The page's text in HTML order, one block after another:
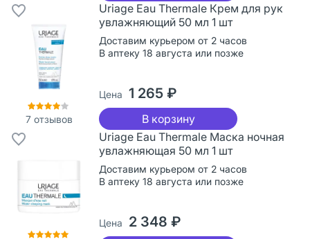
7 отзывов
Uriage Eau Thermale Крем для рук
увлажняющий 50 мл 1 шт
Доставим курьером от 2 часов
В аптеку 18 августа или позже
Цена 1 265 ₽
В корзину
Uriage Eau Thermale Маска ночная
увлажняющая 50 мл 1 шт
Доставим курьером от 2 часов
В аптеку 18 августа или позже
Цена 2 348 ₽